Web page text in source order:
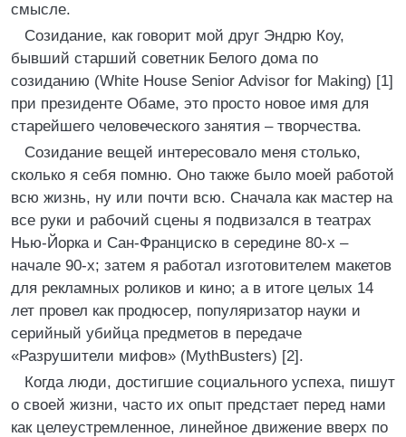
смысле.
Созидание, как говорит мой друг Эндрю Коу,
бывший старший советник Белого дома по
созиданию (White House Senior Advisor for Making) [1]
при президенте Обаме, это просто новое имя для
старейшего человеческого занятия – творчества.
Созидание вещей интересовало меня столько,
сколько я себя помню. Оно также было моей работой
всю жизнь, ну или почти всю. Сначала как мастер на
все руки и рабочий сцены я подвизался в театрах
Нью-Йорка и Сан-Франциско в середине 80-х –
начале 90-х; затем я работал изготовителем макетов
для рекламных роликов и кино; а в итоге целых 14
лет провел как продюсер, популяризатор науки и
серийный убийца предметов в передаче
«Разрушители мифов» (MythBusters) [2].
Когда люди, достигшие социального успеха, пишут
о своей жизни, часто их опыт предстает перед нами
как целеустремленное, линейное движение вверх по